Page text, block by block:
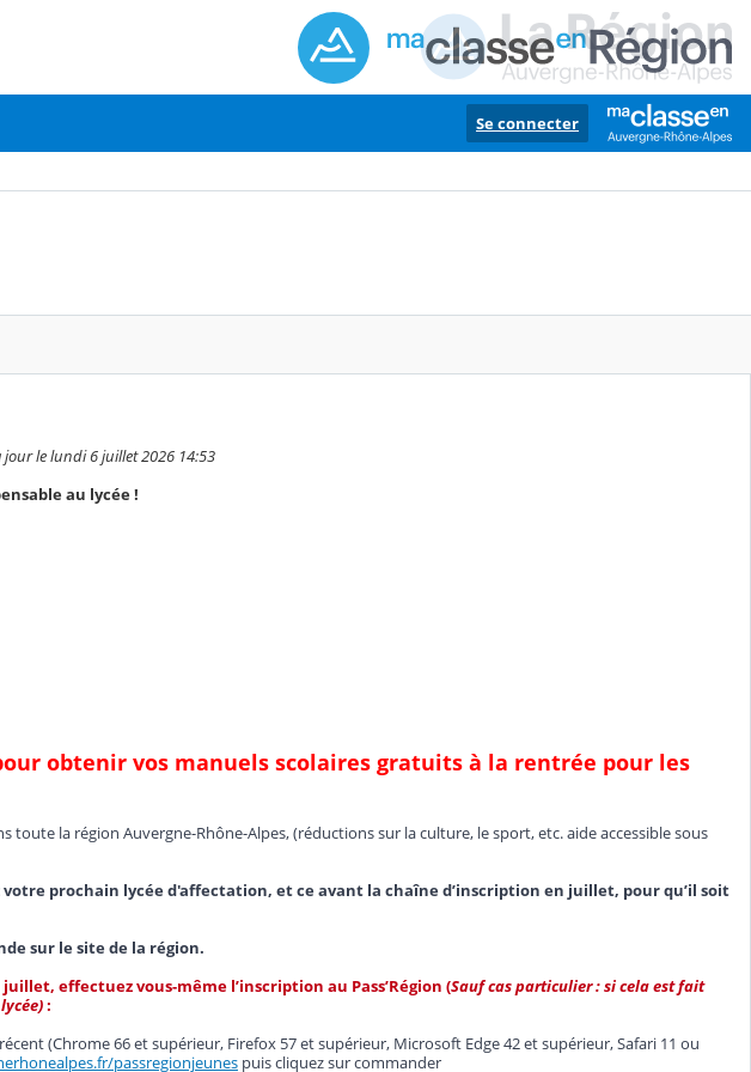
Se connecter
jour le lundi 6 juillet 2026 14:53
au lycée !
obtenir vos manuels scolaires gratuits à la rentrée pour les
toute la région Auvergne-Rhône-Alpes, (réductions sur la culture, le sport, etc. aide accessible sous
votre prochain lycée d'affectation, et ce avant la chaîne d’inscription en juillet, pour qu’il soit
sur le site de la région.
effectuez vous-même l’inscription au Pass’Région (Sauf cas particulier : si cela est fait
:
(Chrome 66 et supérieur, Firefox 57 et supérieur, Microsoft Edge 42 et supérieur, Safari 11 ou
passregionjeunes puis cliquez sur commander